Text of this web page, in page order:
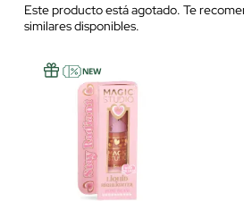
Este producto está agotado. Te
similares disponibles.